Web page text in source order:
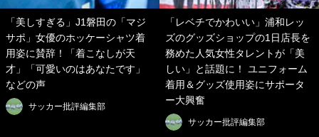
「美しすぎる」J1磐田の「マジ
サポ」女優のホッケーシャツ着
用姿に賛辞！「着こなしが天
才」「可愛いのはあなたです」
などの声
サッカー批評編集部
「レベチでかわいい」浦和レッ
ズのグッズショップの1日店長を
務めた人気女性タレントが「美
しい」と話題に！ ユニフォーム
着用＆グッズ使用姿にサポータ
ー大興奮
サッカー批評編集部